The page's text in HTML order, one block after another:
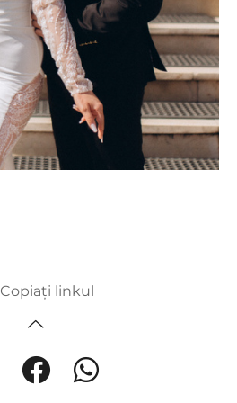
Copiați linkul